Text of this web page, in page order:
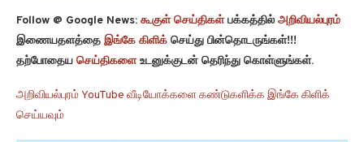
Follow @ Google News: கூகுள் செய்திகள்பக்கத்தில் அறிவியல்புரம்
இணையதளத்தை இங்கே கிளிக் செய்து பின்தொடருங்கள்!!!
தற்போதைய செய்திகளைஉடனுக்குடன் தெரிந்து கொள்ளுங்கள்.
அறிவியல்புரம் YouTube வீடியோக்களை கண்டுகளிக்க இங்கே கிளிக்
செய்யவும்